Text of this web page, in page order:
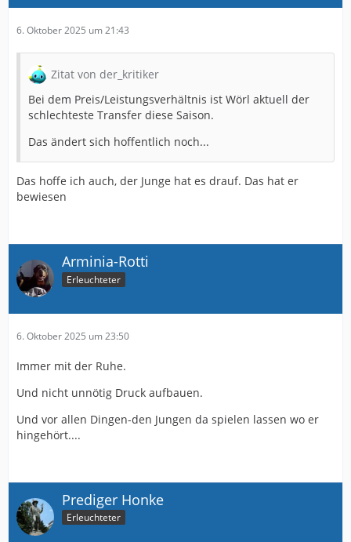
6. Oktober 2025 um 21:43
Zitat von der_kritiker
Bei dem Preis/Leistungsverhältnis ist Wörl aktuell der
schlechteste Transfer diese Saison.
Das ändert sich hoffentlich noch...
Das hoffe ich auch, der Junge hat es drauf. Das hat er
bewiesen
Arminia-Rotti
Erleuchteter
6. Oktober 2025 um 23:50
Immer mit der Ruhe.
Und nicht unnötig Druck aufbauen.
Und vor allen Dingen-den Jungen da spielen lassen wo er
hingehört....
Prediger Honke
Erleuchteter